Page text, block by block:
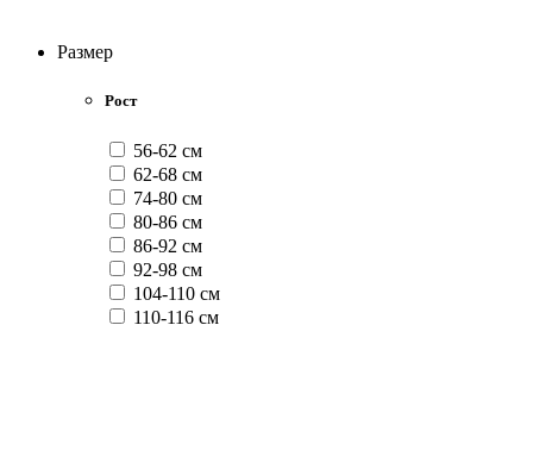
Размер
Рост
56-62 см
62-68 см
74-80 см
80-86 см
86-92 см
92-98 см
104-110 см
110-116 см